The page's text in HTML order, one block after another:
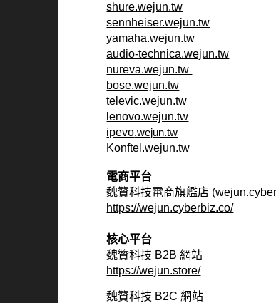
shure.wejun.tw
sennheiser.wejun.tw
yamaha.wejun.tw
audio-technica.wejun.tw
nureva.wejun.tw
bose.wejun.tw
televic.wejun.tw
lenovo.wejun.tw
ipevo.wejun.tw
Konftel.wejun.tw
電商平台
魏贊科技電商旗艦店
https://wejun.cyberbiz.co/
核心平台
魏贊科技 B2B網站
https://wejun.store/
魏贊科技 B2C網站